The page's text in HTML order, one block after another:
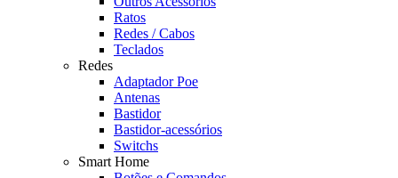
Ratos
Redes / Cabos
Teclados
Redes
Adaptador Poe
Antenas
Bastidor
Bastidor-acessórios
Switchs
Smart Home